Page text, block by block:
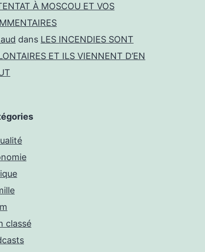
À MOSCOU ET VOS
dans LES INCENDIES SONT
ET ILS VIENNENT D’EN
classé